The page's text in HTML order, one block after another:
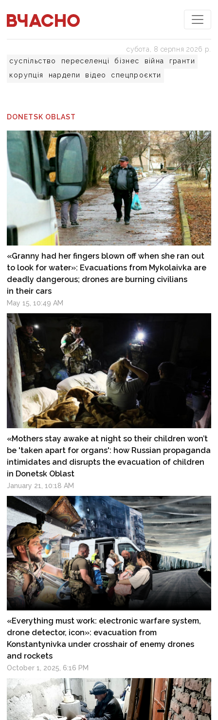
суспільство переселенці бізнес війна
гранти
корупція
нардепи відео спецпроєкти
субота, 8 серпня 2026 р.
DONETSK OBLAST
«Granny had her fingers blown off when she ran out
to look for water»: Evacuations from Mykolaivka are
deadly dangerous; drones are burning civilians
in their cars
May 15, 10:49 AM
«Mothers stay awake at night so their children won’t
be 'taken apart for organs': how Russian propaganda
intimidates and disrupts the evacuation of children
in Donetsk Oblast
January 21, 10:18 AM
«Everything must work: electronic warfare system,
drone detector, icon»: evacuation from
Konstantynivka under crosshair of enemy drones
and rockets
October 1, 2025, 6:16 PM